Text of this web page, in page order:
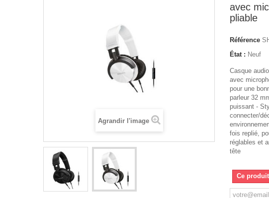
Agrandir l'image
avec
pliable
Référence
État : Neuf
Casque
avec
pour une
parleur 32
puissant -
connecter/
fois replié,
réglables et
tête
Ce